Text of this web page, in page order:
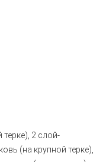
терке), 2 слой-
(на крупной терке),